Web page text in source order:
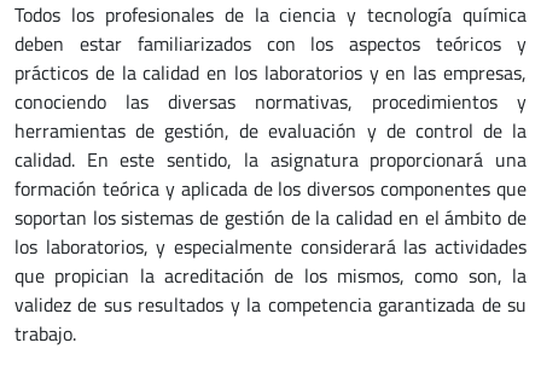
Todos los profesionales de la ciencia y tecnología química
deben estar familiarizados con los aspectos teóricos y
prácticos de la calidad en los laboratorios y en las empresas,
conociendo las diversas normativas, procedimientos y
herramientas de gestión, de evaluación y de control de la
calidad. En este sentido, la asignatura proporcionará una
formación teórica y aplicada de los diversos componentes que
soportan los sistemas de gestión de la calidad en el ámbito de
los laboratorios, y especialmente considerará las actividades
que propician la acreditación de los mismos, como son, la
validez de sus resultados y la competencia garantizada de su
trabajo.